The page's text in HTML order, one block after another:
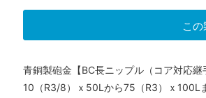
こ
青銅製砲金【BC長ニップル（コア対応継
10（R3/8）ｘ50Lから75（R3）ｘ100L